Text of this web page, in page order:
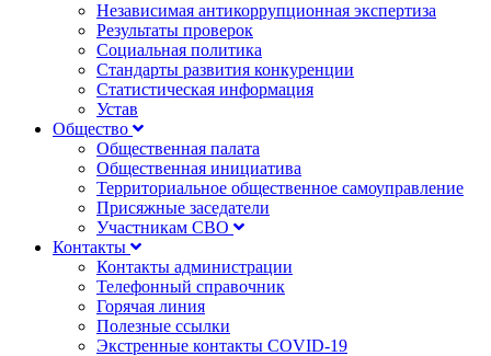
Независимая антикоррупционная экспертиза
Результаты проверок
Социальная политика
Стандарты развития конкуренции
Статистическая информация
Устав
Общество
Общественная палата
Общественная инициатива
Территориальное общественное самоуправление
Присяжные заседатели
Участникам СВО
Контакты
Контакты администрации
Телефонный справочник
Горячая линия
Полезные ссылки
Экстренные контакты COVID-19